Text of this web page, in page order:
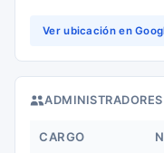
Ver ubicación en
CARGO